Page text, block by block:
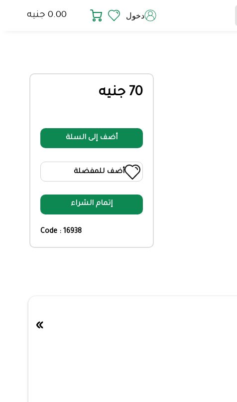
دخول 0.00 جنيه
70 جنيه
أضف إلى السلة
أضف للمفضلة
إتمام الشراء
Code : 16938
»